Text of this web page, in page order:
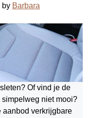
by Barbara
Of vind je de
niet mooi?
aanbod verkrijgbare